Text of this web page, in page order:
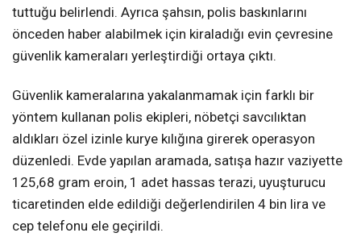
tuttuğu belirlendi. Ayrıca şahsın, polis baskınlarını
önceden haber alabilmek için kiraladığı evin çevresine
güvenlik kameraları yerleştirdiği ortaya çıktı.
Güvenlik kameralarına yakalanmamak için farklı bir
yöntem kullanan polis ekipleri, nöbetçi savcılıktan
aldıkları özel izinle kurye kılığına girerek operasyon
düzenledi. Evde yapılan aramada, satışa hazır vaziyette
125,68 gram eroin, 1 adet hassas terazi, uyuşturucu
ticaretinden elde edildiği değerlendirilen 4 bin lira ve
cep telefonu ele geçirildi.